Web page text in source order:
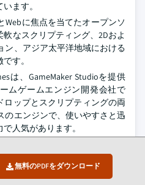
無料のPDFをダウンロード
ます。
Webに焦点を当てたオープンソ
なスクリプティング、2Dおよ
ン、アジア太平洋地域における
す。
は、GameMaker Studioを提供
ムゲームエンジン開発会社で
ロップとスクリプティングの両
のエンジンで、使いやすさと迅
人気があります。
供します。ブラウザ上で直接展
ることが特徴です。開発の容易
り、プログラマーでない多くの